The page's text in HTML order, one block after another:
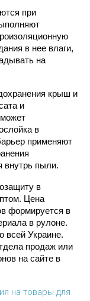
при
в нее влаги,
на
крыш и
и
в
применяют
внутрь пыли.
в
Цена
формируется в
в рулоне.
всей Украине.
продаж или
на сайте в
на товары для